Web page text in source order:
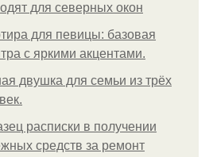
для северных окон
для певицы: базовая
с яркими акцентами.
двушка для семьи из трёх
расписки в получении
средств за ремонт